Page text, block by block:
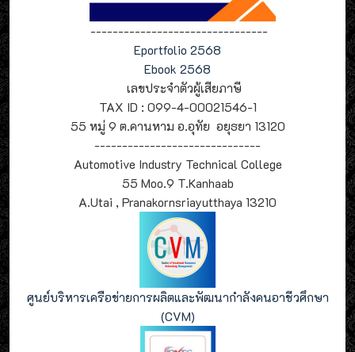
--------------------------------
Eportfolio 2568
Ebook 2568
เลขประจำตัวผู้เสียภาษี
TAX ID : 099-4-00021546-1
55 หมู่ 9 ต.คานหาม อ.อุทัย อยุธยา 13120
------------------------------
Automotive Industry Technical College
55 Moo.9 T.Kanhaab
A.Utai , Pranakornsriayutthaya 13210
ศูนย์บริหารเครือข่ายการผลิตและพัฒนากำลังคนอาชีวศึกษา
(CVM)